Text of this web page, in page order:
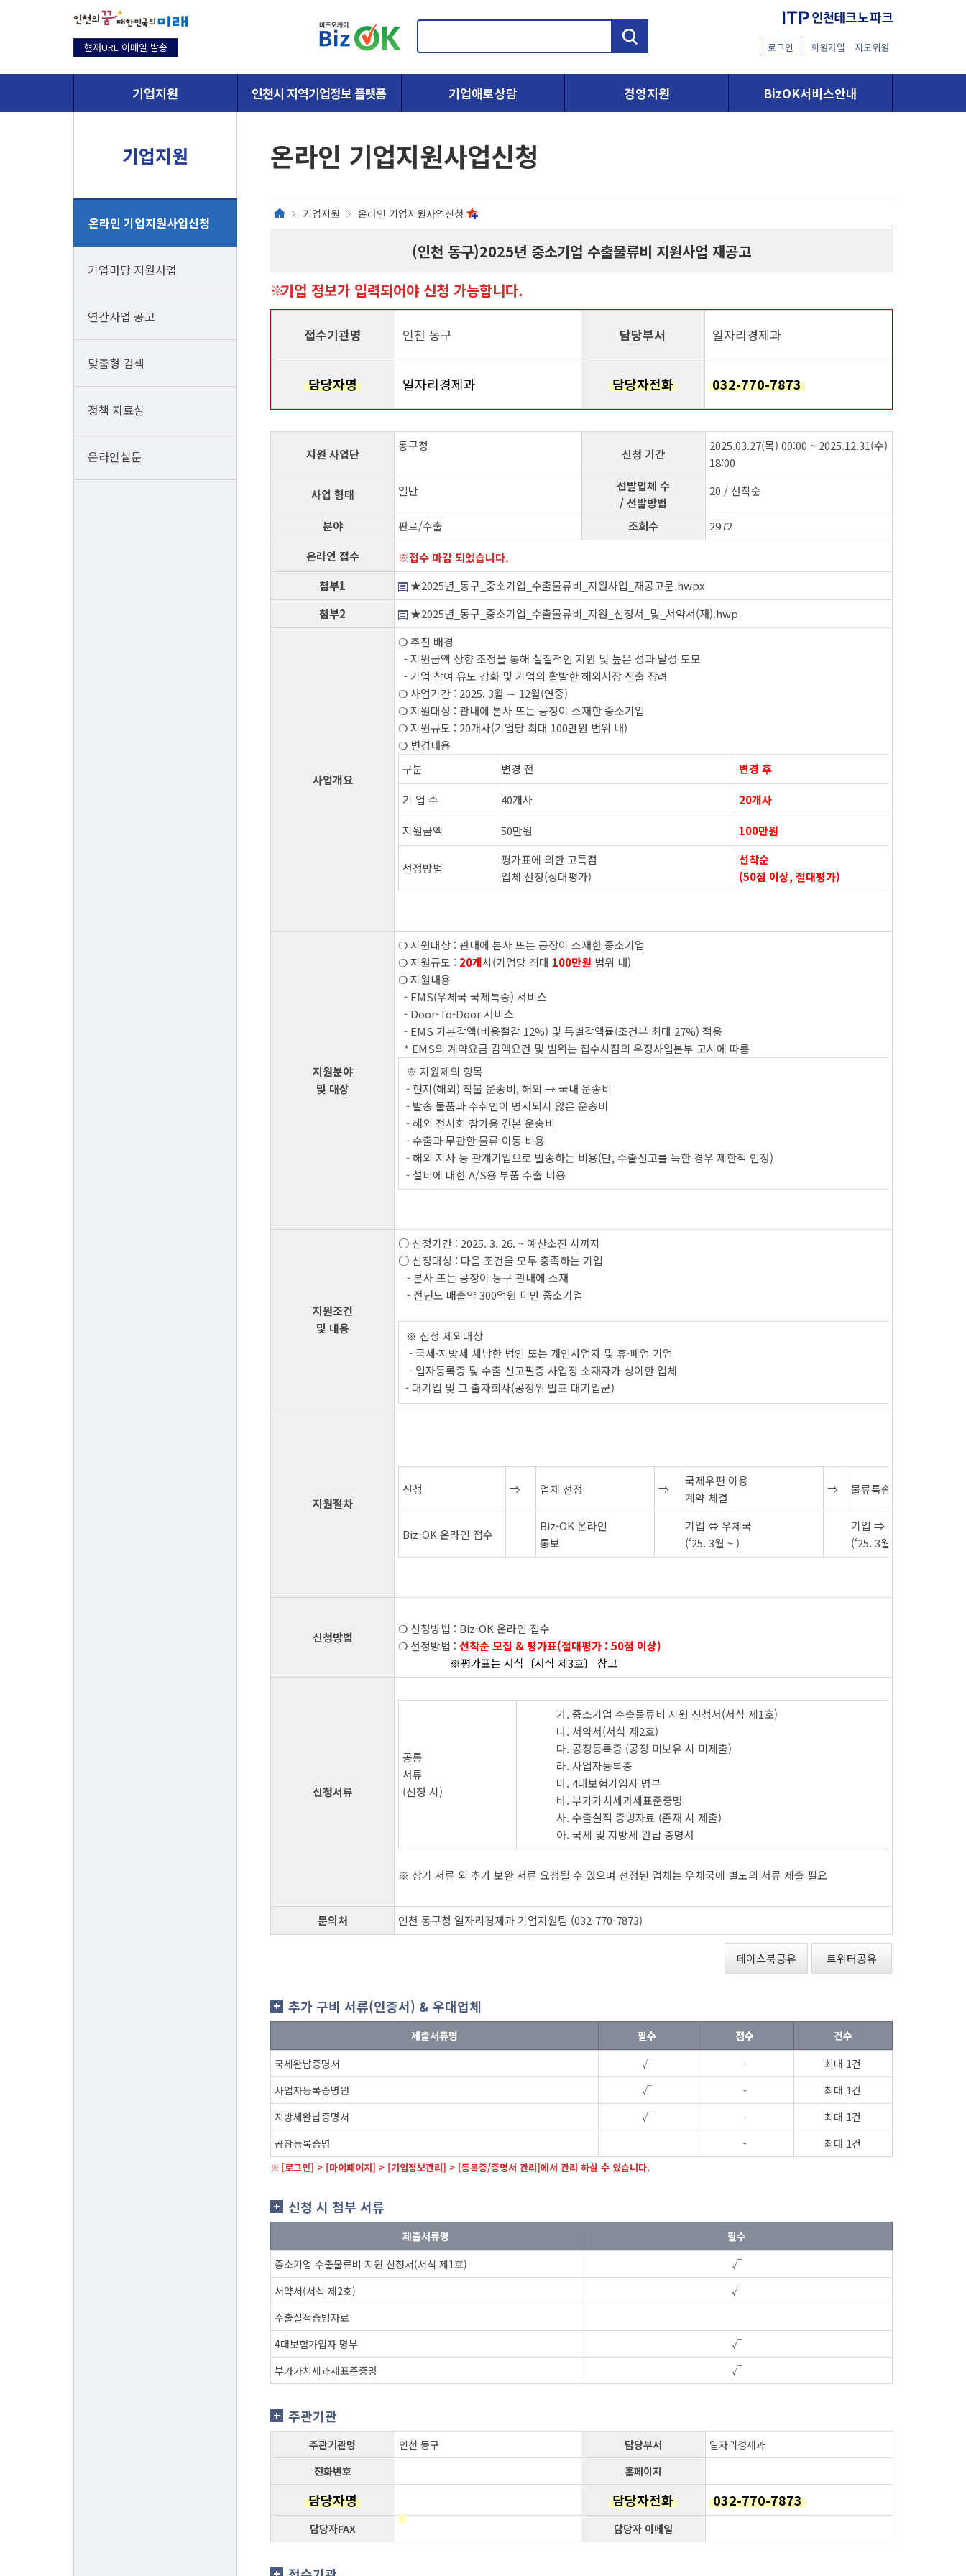
검
현재URL 이메일 발송
기업지원 인천시 지역기업정보 플랫폼 기업애로상담 경영지원 BizOK서비스안내
로그인 회원가입 지도위원
기업지원
온라인 기업지원사업신청
기업마당 지원사업
연간사업 공고
맞춤형 검색
정책 자료실
온라인설문
온라인 기업지원사업신청
기업지원 온라인 기업지원사업신청
(인천 동구)2025년 중소기업 수출물류비 지원사업 재공고
기업 정보가 입력되어야 신청 가능합니다.
접수기관명 인천 동구 담당부서 일자리경제과
담당자명 일자리경제과 담당자전화 032-770-7873
지원 사업단
동구청
신청 기간
2025.03.27(목) 00:00 ~ 2025.12.31(수)
18:00
사업 형태 일반
선발업체 수
/ 선발방법
20 / 선착순
분야 판로/수출 조회수
2972
온라인 접수
접수 마감 되었습니다.
첨부1
★2025년_동구_중소기업_수출물류비_지원사업_재공고문.hwpx
첨부2
★2025년_동구_중소기업_수출물류비_지원_신청서_및_서약서(재).hwp
사업개요
❍ 추진 배경
- 지원금액 상향 조정을 통해 실질적인 지원 및 높은 성과 달성 도모
- 기업 참여 유도 강화 및 기업의 활발한 해외시장 진출 장려
❍ 사업기간 : 2025. 3월 ∼ 12월(연중)
❍ 지원대상 : 관내에 본사 또는 공장이 소재한 중소기업
❍ 지원규모 : 20개사(기업당 최대 100만원 범위 내)
❍ 변경내용
구분
변경 전 변경 후
기 업 수 40개사 20개사
지원금액 50만원 100만원
선정방법
평가표에 의한 고득점
업체 선정(상대평가)
선착순
(50점 이상, 절대평가)
지원분야
및 대상
❍ 지원대상 : 관내에 본사 또는 공장이 소재한 중소기업
❍ 지원규모 : 20개사(기업당 최대 100만원 범위 내)
❍ 지원내용
- EMS(우체국 국제특송) 서비스
- Door-To-Door 서비스
- EMS 기본감액(비용절감 12%) 및 특별감액률(조건부 최대 27%) 적용
* EMS의 계약요금 감액요건 및 범위는 접수시점의 우정사업본부 고시에 따름
※ 지원제외 항목
- 현지(해외) 착불 운송비, 해외 → 국내 운송비
- 발송 물품과 수취인이 명시되지 않은 운송비
- 해외 전시회 참가용 견본 운송비
- 수출과 무관한 물류 이동 비용
- 해외 지사 등 관계기업으로 발송하는 비용(단, 수출신고를 득한 경우 제한적 인정)
- 설비에 대한 A/S용 부품 수출 비용
지원조건
및 내용
○ 신청기간 : 2025. 3. 26. ~ 예산소진 시까지
○ 신청대상 : 다음 조건을 모두 충족하는 기업
- 본사 또는 공장이 동구 관내에 소재
- 전년도 매출약 300억원 미만 중소기업
※ 신청 제외대상
- 국세·지방세 체납한 법인 또는 개인사업자 및 휴·폐업 기업
- 업자등록증 및 수출 신고필증 사업장 소재자가 상이한 업체
- 대기업 및 그 출자회사(공정위 발표 대기업군)
지원절차
신청 ⇒ 업체 선정 ⇒
국제우편 이용
계약 체결
⇒ 물류특송
Biz-OK 온라인 접수
Biz-OK 온라인
통보
기업 ⇔ 우체국
(‘25. 3월 ~ )
기업 ⇒ 우체국
(‘25. 3월 ~ )
신청방법
❍ 신청방법 : Biz-OK 온라인 접수
❍ 선정방법 :선착순 모집 & 평가표(절대평가 : 50점 이상)
※평가표는 서식〔서식 제3호〕 참고
신청서류
공통
서류
(신청 시)
가. 중소기업 수출물류비 지원 신청서(서식 제1호)
나. 서약서(서식 제2호)
다. 공장등록증 (공장 미보유 시 미제출)
라. 사업자등록증
마. 4대보험가입자 명부
바. 부가가치세과세표준증명
사. 수출실적 증빙자료 (존재 시 제출)
아. 국세 및 지방세 완납 증명서
※ 상기 서류 외 추가 보완 서류 요청될 수 있으며 선정된 업체는 우체국에 별도의 서류 제출 필요
문의처 인천 동구청 일자리경제과 기업지원팀 (032-770-7873)
페이스북공유 트위터공유
추가 구비 서류(인증서) & 우대업체
제출서류명 필수 점수
건수
국세완납증명서
√ -
최대 1건
사업자등록증명원
√ -
최대 1건
지방세완납증명서
√ -
최대 1건
공장등록증명
- 최대 1건
[로그인] > [마이페이지] > [기업정보관리] > [등록증/증명서 관리]에서 관리 하실 수 있습니다.
신청 시 첨부 서류
제출서류명
필수
중소기업 수출물류비 지원 신청서(서식 제1호)
√
서약서(서식 제2호)
√
수출실적증빙자료
4대보험가입자 명부
√
부가가치세과세표준증명
√
주관기관
주관기관명 인천 동구 담당부서
일자리경제과
전화번호
홈페이지
담당자명 담당자전화 032-770-7873
담당자FAX 담당자 이메일